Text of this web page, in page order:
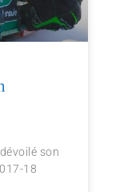
son
18